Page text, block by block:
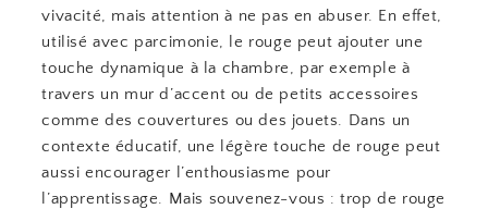
vivacité, mais attention à ne pas en abuser. En effet,
utilisé avec parcimonie, le rouge peut ajouter une
touche dynamique à la chambre, par exemple à
travers un mur d’accent ou de petits accessoires
comme des couvertures ou des jouets. Dans un
contexte éducatif, une légère touche de rouge peut
aussi encourager l’enthousiasme pour
l’apprentissage. Mais souvenez-vous : trop de rouge